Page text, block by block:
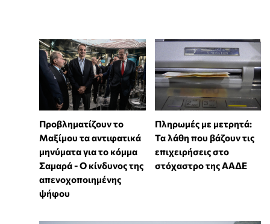
Προβληματίζουν το
Μαξίμου τα αντιφατικά
μηνύματα για το κόμμα
Σαμαρά - Ο κίνδυνος της
απενοχοποιημένης
ψήφου
Πληρωμές με μετρητά:
Τα λάθη που βάζουν τις
επιχειρήσεις στο
στόχαστρο της ΑΑΔΕ